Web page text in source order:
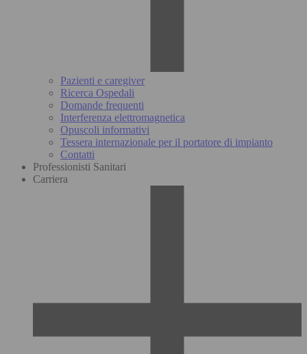
Pazienti e caregiver
Ricerca Ospedali
Domande frequenti
Interferenza elettromagnetica
Opuscoli informativi
Tessera internazionale per il portatore di impianto
Contatti
Professionisti Sanitari
Carriera